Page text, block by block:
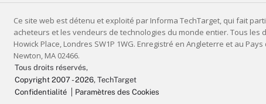
Tous droits réservés,
Copyright 2007 - 2026, TechTarget
Confidentialité
Paramètres des Cookies